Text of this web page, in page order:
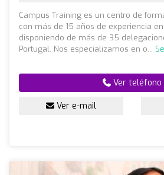
Campus Training es un centro de
con más de 15 años de experiencia
disponiendo de más de 35
Portugal. Nos especializamos en o...
Ver teléfono
Ver e-mail